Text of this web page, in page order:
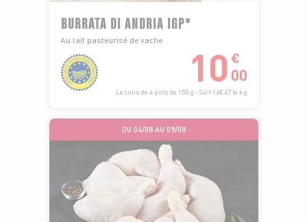
BURRATA DI ANDRIA IGP*
Au lait pasteurisé de vache
10 €
00
Le colis de 4 pots de 150 g - Soit 16€67 le kg
DU 04/08 AU 09/08